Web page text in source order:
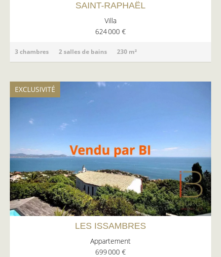
SAINT-RAPHAËL
Villa
624 000 €
3 chambres 2 salles de bains 230 m²
LES ISSAMBRES
Appartement
699 000 €
EXCLUSIVITÉ